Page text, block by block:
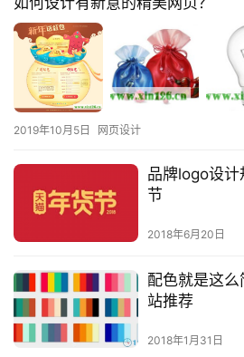
2019年10月5日 网页设计
品牌logo设
节
2018年6月20日
配色就是这
站推荐
2018年1月31日